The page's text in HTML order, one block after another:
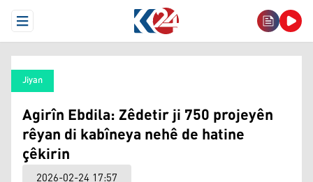
Open Menu
Jiyan
Agirîn Ebdila: Zêdetir ji 750 projeyên
rêyan di kabîneya nehê de hatine
çêkirin